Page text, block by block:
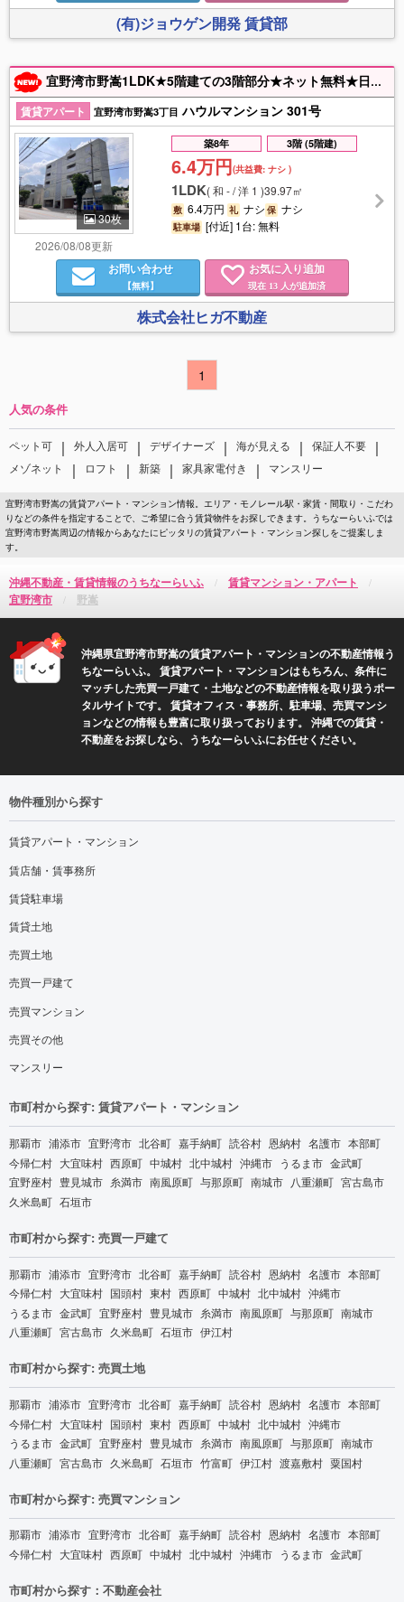
(有)ジョウゲン開発 賃貸部
宜野湾市野嵩1LDK★5階建ての3階部分★ネット無料★日当たり・風通し良好★駐車1台(敷地外・並列・軽自動車限定)★エアコンあり(2台)
賃貸アパート 宜野湾市野嵩3丁目 ハウルマンション 301号
30枚
2026/08/08更新
築8年 3階 (5階建)
6.4万円(共益費:ナシ )
1LDK(和 - / 洋 1 )39.97㎡
敷 6.4万円 礼 ナシ保 ナシ
駐車場 [付近] 1台: 無料
お問い合わせ
【無料】
お気に入り追加
現在 13人が追加済
株式会社ヒガ不動産
1
人気の条件
ペット可 ｜ 外人入居可 ｜ デザイナーズ ｜ 海が見える ｜ 保証人不要 ｜
メゾネット ｜ ロフト ｜ 新築 ｜ 家具家電付き ｜ マンスリー
宜野湾市野嵩の賃貸アパート・マンション情報。エリア・モノレール駅・家賃・間取り・こだわ
りなどの条件を指定することで、ご希望に合う賃貸物件をお探しできます。うちなーらいふでは
宜野湾市野嵩周辺の情報からあなたにピッタリの賃貸アパート・マンション探しをご提案しま
す。
沖縄不動産・賃貸情報のうちなーらいふ
賃貸マンション・アパート
宜野湾市
野嵩
沖縄県宜野湾市野嵩の賃貸アパート・マンションの不動産情報う
ちなーらいふ。 賃貸アパート・マンションはもちろん、条件に
マッチした売買一戸建て・土地などの不動産情報を取り扱うポー
タルサイトです。 賃貸オフィス・事務所、駐車場、売買マンシ
ョンなどの情報も豊富に取り扱っております。 沖縄での賃貸・
不動産をお探しなら、うちなーらいふにお任せください。
物件種別から探す
賃貸アパート・マンション
賃店舗・賃事務所
賃貸駐車場
賃貸土地
売買土地
売買一戸建て
売買マンション
売買その他
マンスリー
市町村から探す: 賃貸アパート・マンション
那覇市 浦添市 宜野湾市 北谷町 嘉手納町 読谷村 恩納村 名護市 本部町
今帰仁村 大宜味村 西原町 中城村 北中城村 沖縄市 うるま市 金武町
宜野座村 豊見城市 糸満市 南風原町 与那原町 南城市 八重瀬町 宮古島市
久米島町 石垣市
市町村から探す: 売買一戸建て
那覇市 浦添市 宜野湾市 北谷町 嘉手納町 読谷村 恩納村 名護市 本部町
今帰仁村 大宜味村 国頭村 東村 西原町 中城村 北中城村 沖縄市
うるま市 金武町 宜野座村 豊見城市 糸満市 南風原町 与那原町 南城市
八重瀬町 宮古島市 久米島町 石垣市 伊江村
市町村から探す: 売買土地
那覇市 浦添市 宜野湾市 北谷町 嘉手納町 読谷村 恩納村 名護市 本部町
今帰仁村 大宜味村 国頭村 東村 西原町 中城村 北中城村 沖縄市
うるま市 金武町 宜野座村 豊見城市 糸満市 南風原町 与那原町 南城市
八重瀬町 宮古島市 久米島町 石垣市 竹富町 伊江村 渡嘉敷村 粟国村
市町村から探す: 売買マンション
那覇市 浦添市 宜野湾市 北谷町 嘉手納町 読谷村 恩納村 名護市 本部町
今帰仁村 大宜味村 西原町 中城村 北中城村 沖縄市 うるま市 金武町
市町村から探す：不動産会社